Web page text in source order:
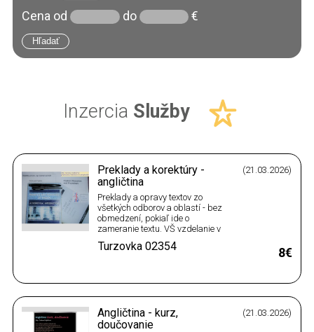
Cena od do €
Inzercia Služby
Preklady a korektúry -
angličtina
(21.03.2026)
Preklady a opravy textov zo
všetkých odborov a oblastí - bez
obmedzení, pokiaľ ide o
zameranie textu. VŠ vzdelanie v
odbore angl. jazyk + úspešná
prax v oblasti prekladov a
angličtiny v rámci celej SR pre
8€
Turzovka 02354
Angličtina - kurz,
doučovanie
(21.03.2026)